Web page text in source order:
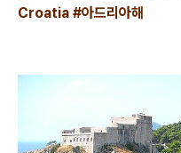
Croatia #아드리아해